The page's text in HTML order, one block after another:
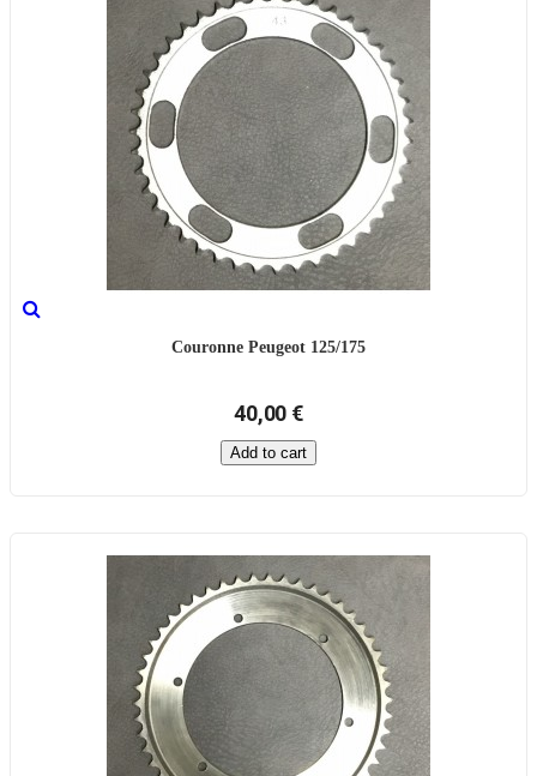
Couronne Peugeot 125/175
40,00 €
Add to cart